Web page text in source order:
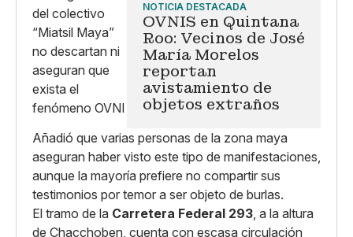
NOTICIA DESTACADA
OVNIS en Quintana
Roo: Vecinos de José
María Morelos
reportan
avistamiento de
objetos extraños
Añadió que varias personas de la zona maya
aseguran haber visto este tipo de manifestaciones,
aunque la mayoría prefiere no compartir sus
testimonios por temor a ser objeto de burlas.
El tramo de la Carretera Federal 293, a la altura
de Chacchoben, cuenta con escasa circulación